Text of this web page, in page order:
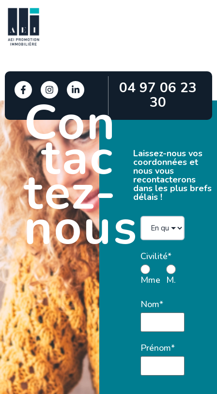
04 97 06 23
30
Con
tac
tez-
nous
Laissez-nous vos
coordonnées et
nous vous
recontacterons
dans les plus brefs
délais !
Civilité*
Mme M.
Nom*
Prénom*